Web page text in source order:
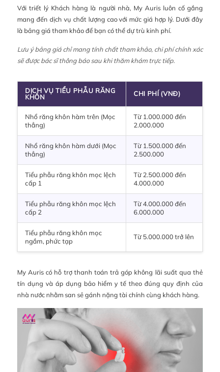
Với triết lý Khách hàng là người nhà, My Auris luôn cố gắng
mang đến dịch vụ chất lượng cao với mức giá hợp lý. Dưới đây
là bảng giá tham khảo để bạn có thể dự trù kinh phí.
Lưu ý bảng giá chỉ mang tính chất tham khảo, chi phí chính xác
sẽ được bác sĩ thông báo sau khi thăm khám trực tiếp.
DỊCH VỤ TIỂU PHẪU RĂNG
KHÔN
CHI PHÍ (VNĐ)
Nhổ răng khôn hàm trên (Mọc
thẳng)
Từ 1.000.000 đến
2.000.000
Nhổ răng khôn hàm dưới (Mọc
thẳng)
Từ 1.500.000 đến
2.500.000
Tiểu phẫu răng khôn mọc lệch
cấp 1
Từ 2.500.000 đến
4.000.000
Tiểu phẫu răng khôn mọc lệch
cấp 2
Từ 4.000.000 đến
6.000.000
Tiểu phẫu răng khôn mọc
ngầm, phức tạp
Từ 5.000.000 trở lên
My Auris có hỗ trợ thanh toán trả góp không lãi suất qua thẻ
tín dụng và áp dụng bảo hiểm y tế theo đúng quy định của
nhà nước nhằm san sẻ gánh nặng tài chính cùng khách hàng.